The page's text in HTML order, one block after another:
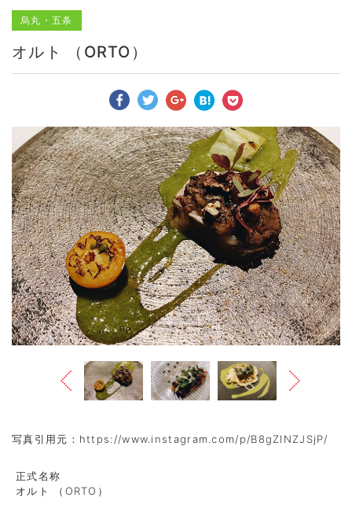
烏丸・五条
オルト （ORTO）
Previous Next
写真引用元：https://www.instagram.com/p/B8gZlNZJSjP/
正式名称
オルト （ORTO）